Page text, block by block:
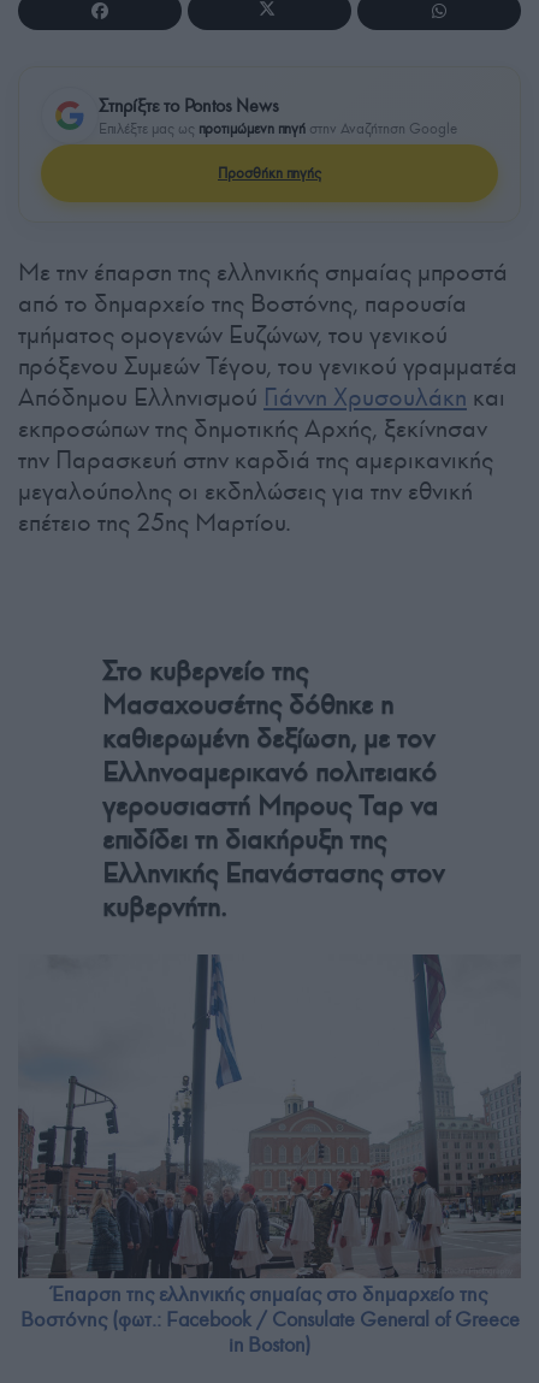
Στηρίξτε το Pontos News
Επιλέξτε μας ως προτιμώμενη πηγή στην Αναζήτηση Google
Προσθήκη πηγής
Με την έπαρση της ελληνικής σημαίας μπροστά
από το δημαρχείο της Βοστόνης, παρουσία
τμήματος ομογενών Ευζώνων, του γενικού
πρόξενου Συμεών Τέγου, του γενικού γραμματέα
Απόδημου Ελληνισμού Γιάννη Χρυσουλάκη και
εκπροσώπων της δημοτικής Αρχής, ξεκίνησαν
την Παρασκευή στην καρδιά της αμερικανικής
μεγαλούπολης οι εκδηλώσεις για την εθνική
επέτειο της 25ης Μαρτίου.
Στο κυβερνείο της
Μασαχουσέτης δόθηκε η
καθιερωμένη δεξίωση, με τον
Ελληνοαμερικανό πολιτειακό
γερουσιαστή Μπρους Ταρ να
επιδίδει τη διακήρυξη της
Ελληνικής Επανάστασης στον
κυβερνήτη.
Έπαρση της ελληνικής σημαίας στο δημαρχείο της
Βοστόνης (φωτ.: Facebook / Consulate General of Greece
in Boston)